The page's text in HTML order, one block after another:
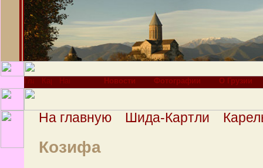
Новости Фотографии О Грузии
На главную Шида-Картли
Козифа